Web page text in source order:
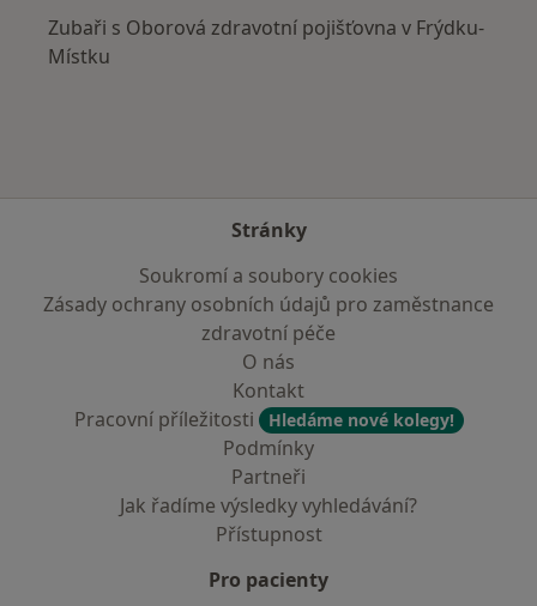
Zubaři s Oborová zdravotní pojišťovna v Frýdku-
Místku
Stránky
Soukromí a soubory cookies
Zásady ochrany osobních údajů pro zaměstnance
zdravotní péče
O nás
Kontakt
Pracovní příležitosti
Hledáme nové kolegy!
Podmínky
Partneři
Jak řadíme výsledky vyhledávání?
Přístupnost
Pro pacienty